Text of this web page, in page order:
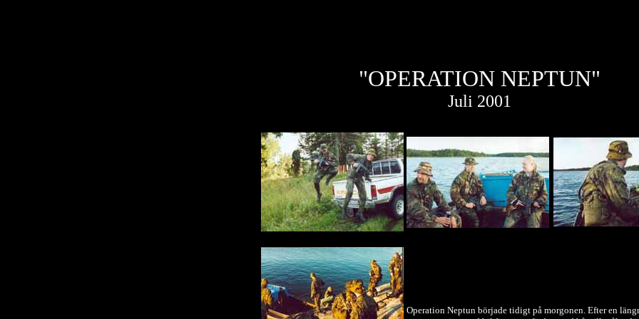
"OPERATION NEPTUN"
Juli 2001
Operation Neptun började tidigt på morgonen. Efter en